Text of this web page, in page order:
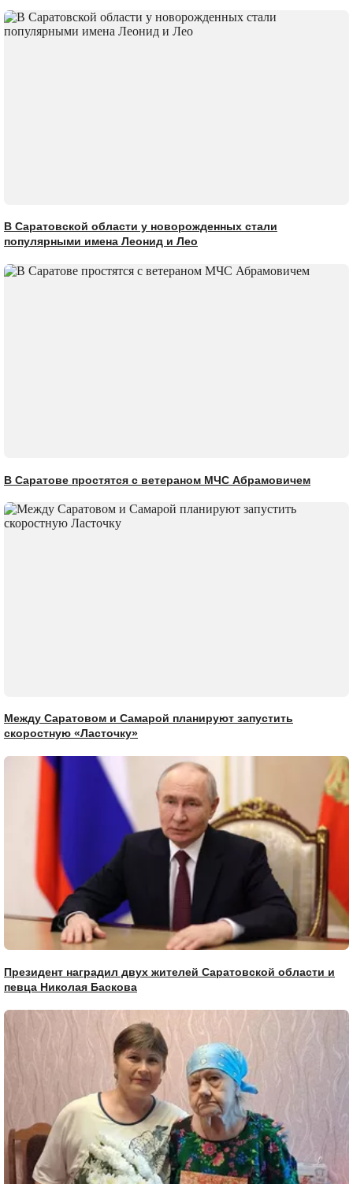
В Саратовской области у новорожденных стали
популярными имена Леонид и Лео
В Саратове простятся с ветераном МЧС Абрамовичем
Между Саратовом и Самарой планируют запустить
скоростную «Ласточку»
Президент наградил двух жителей Саратовской области и
певца Николая Баскова